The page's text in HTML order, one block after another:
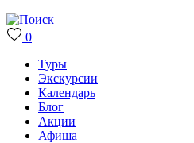
0
Туры
Экскурсии
Календарь
Блог
Акции
Афиша